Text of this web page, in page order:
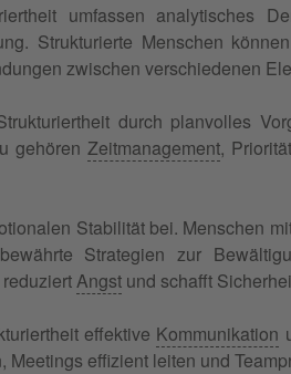
umfassen analytisches
Strukturierte Menschen
zwischen verschiedenen
durch planvolles
gehören Zeitmanagement,
Stabilität bei. Menschen
Strategien zur
Angst und schafft
effektive Kommunikation
effizient leiten und